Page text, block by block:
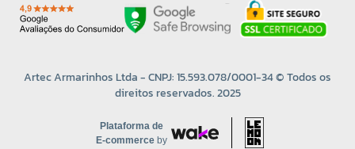
Artec Armarinhos Ltda - CNPJ: 15.593.078/0001-34 © Todos os
direitos reservados. 2025
Plataforma de
E-commerce by